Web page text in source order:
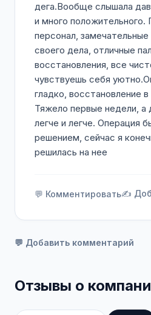
дега.Вообще слышала
и много положительного.
персонал,
своего дела, отличные
восстановления, все
чувствуешь себя
гладко, восстановление
Тяжело первые недели, а
легче и легче. Операция
решением, сейчас я
решилась на нее
💬 Комментировать✍️
💬 Добавить комментарий
Отзывы о